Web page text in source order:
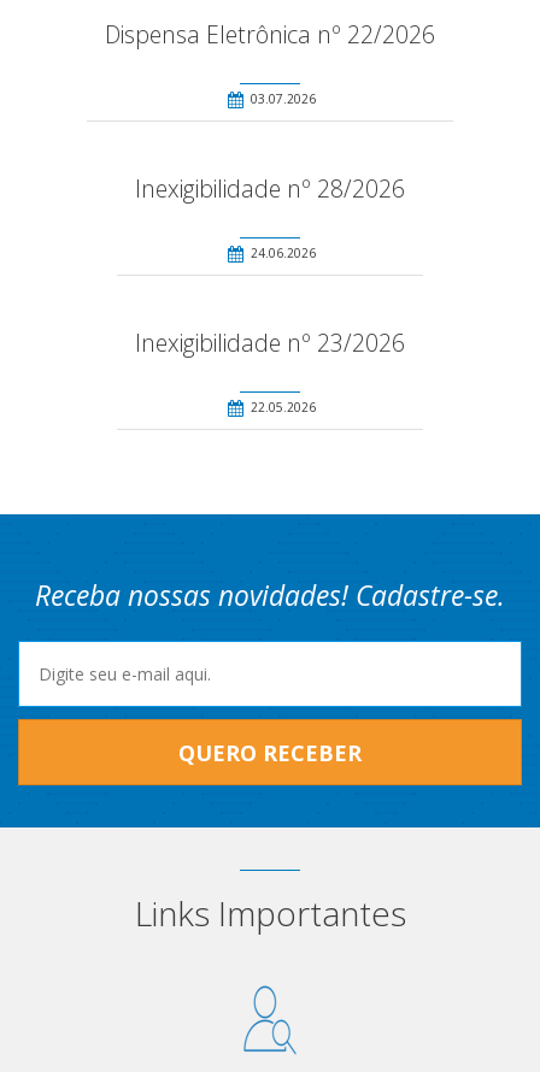
Dispensa Eletrônica nº 22/2026
03.07.2026
Inexigibilidade nº 28/2026
24.06.2026
Inexigibilidade nº 23/2026
22.05.2026
Receba nossas novidades! Cadastre-se.
QUERO RECEBER
Links Importantes